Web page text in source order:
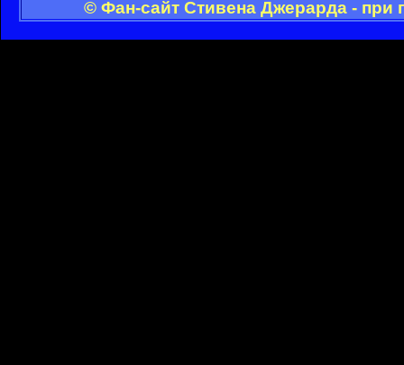
© Фан-сайт Стивена Джерарда - при